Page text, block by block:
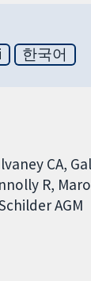
한국어
CA
R
AGM